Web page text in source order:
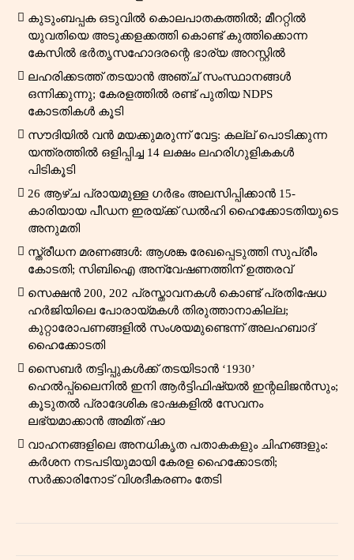
കുടുംബപ്പക ഒടുവിൽ കൊലപാതകത്തിൽ; മീററ്റിൽ
യുവതിയെ അടുക്കളക്കത്തി കൊണ്ട് കുത്തിക്കൊന്ന
കേസിൽ ഭർതൃസഹോദരന്റെ ഭാര്യ അറസ്റ്റിൽ
ലഹരിക്കടത്ത് തടയാൻ അഞ്ച് സംസ്ഥാനങ്ങൾ
ഒന്നിക്കുന്നു; കേരളത്തിൽ രണ്ട് പുതിയ NDPS
കോടതികൾ കൂടി
സൗദിയിൽ വൻ മയക്കുമരുന്ന് വേട്ട: കല്ല് പൊടിക്കുന്ന
യന്ത്രത്തിൽ ഒളിപ്പിച്ച 14 ലക്ഷം ലഹരിഗുളികകൾ
പിടികൂടി
26 ആഴ്ച പ്രായമുള്ള ഗർഭം അലസിപ്പിക്കാൻ 15-
കാരിയായ പീഡന ഇരയ്ക്ക് ഡൽഹി ഹൈക്കോടതിയുടെ
അനുമതി
സ്ത്രീധന മരണങ്ങൾ: ആശങ്ക രേഖപ്പെടുത്തി സുപ്രീം
കോടതി; സിബിഐ അന്വേഷണത്തിന് ഉത്തരവ്
സെക്ഷൻ 200, 202 പ്രസ്താവനകൾ കൊണ്ട് പ്രതിഷേധ
ഹർജിയിലെ പോരായ്മകൾ തിരുത്താനാകില്ല;
കുറ്റാരോപണങ്ങളിൽ സംശയമുണ്ടെന്ന് അലഹബാദ്
ഹൈക്കോടതി
സൈബർ തട്ടിപ്പുകൾക്ക് തടയിടാൻ ‘1930’
ഹെൽപ്പ്‌ലൈനിൽ ഇനി ആർട്ടിഫിഷ്യൽ ഇന്റലിജൻസും;
കൂടുതൽ പ്രാദേശിക ഭാഷകളിൽ സേവനം
ലഭ്യമാക്കാൻ അമിത് ഷാ
വാഹനങ്ങളിലെ അനധികൃത പതാകകളും ചിഹ്നങ്ങളും:
കർശന നടപടിയുമായി കേരള ഹൈക്കോടതി;
സർക്കാരിനോട് വിശദീകരണം തേടി